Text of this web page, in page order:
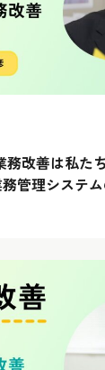
改善は私た
管理システ